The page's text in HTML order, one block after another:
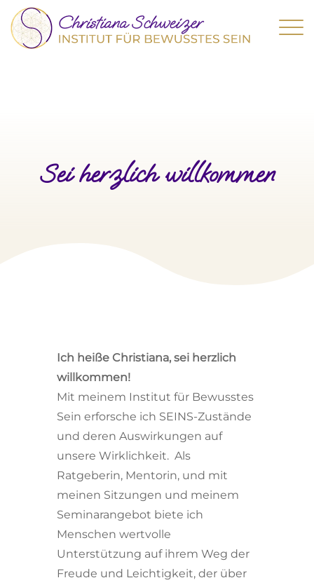
Sei herzlich willkommen
Ich heiße Christiana, sei herzlich
willkommen!
Mit meinem Institut für Bewusstes
Sein erforsche ich SEINS-Zustände
und deren Auswirkungen auf
unsere Wirklichkeit. Als
Ratgeberin, Mentorin, und mit
meinen Sitzungen und meinem
Seminarangebot biete ich
Menschen wertvolle
Unterstützung auf ihrem Weg der
Freude und Leichtigkeit, der über